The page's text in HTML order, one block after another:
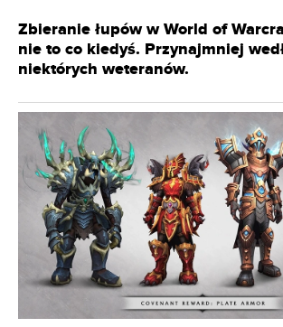
Zbieranie łupów w World of
nie to co kiedyś. Przynajmniej
niektórych weteranów.